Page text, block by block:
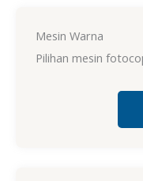
Mesin Warna
Pilihan mesin